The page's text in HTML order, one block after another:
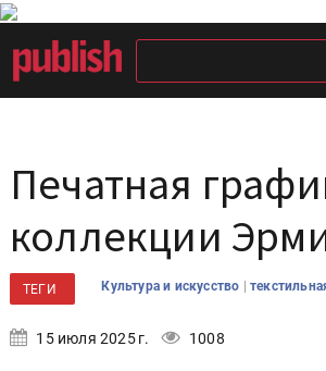
Печатная
коллекции
ТЕГИ Культура и искусство |
15 июля 2025 г. 1008